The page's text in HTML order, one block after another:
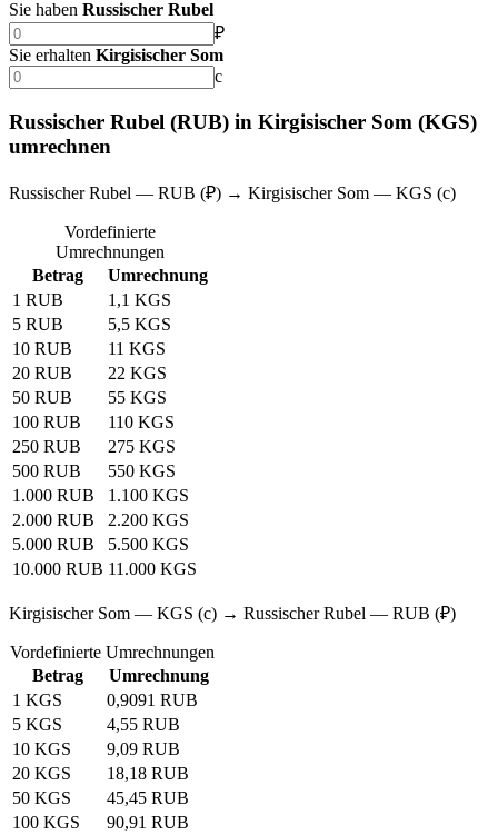
Sie haben Russischer Rubel
₽
Sie erhalten Kirgisischer Som
с
Russischer Rubel (RUB) in Kirgisischer Som (KGS)
umrechnen
Russischer Rubel — RUB (₽) → Kirgisischer Som — KGS (с)
Vordefinierte
Umrechnungen
Betrag
Umrechnung
1 RUB
1,1 KGS
5 RUB
5,5 KGS
10 RUB
11 KGS
20 RUB
22 KGS
50 RUB
55 KGS
100 RUB
110 KGS
250 RUB
275 KGS
500 RUB
550 KGS
1.000 RUB
1.100 KGS
2.000 RUB
2.200 KGS
5.000 RUB
5.500 KGS
10.000 RUB 11.000 KGS
Kirgisischer Som — KGS (с) → Russischer Rubel — RUB (₽)
Vordefinierte Umrechnungen
Betrag
Umrechnung
1 KGS
0,9091 RUB
5 KGS
4,55 RUB
10 KGS
9,09 RUB
20 KGS
18,18 RUB
50 KGS
45,45 RUB
100 KGS
90,91 RUB